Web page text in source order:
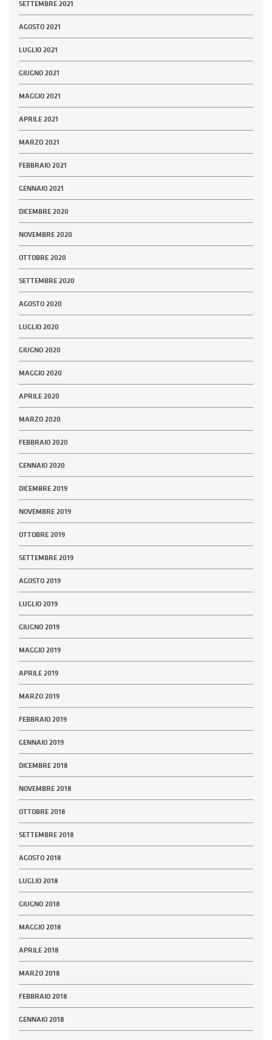
SETTEMBRE 2021
AGOSTO 2021
LUGLIO 2021
GIUGNO 2021
MAGGIO 2021
APRILE 2021
MARZO 2021
FEBBRAIO 2021
GENNAIO 2021
DICEMBRE 2020
NOVEMBRE 2020
OTTOBRE 2020
SETTEMBRE 2020
AGOSTO 2020
LUGLIO 2020
GIUGNO 2020
MAGGIO 2020
APRILE 2020
MARZO 2020
FEBBRAIO 2020
GENNAIO 2020
DICEMBRE 2019
NOVEMBRE 2019
OTTOBRE 2019
SETTEMBRE 2019
AGOSTO 2019
LUGLIO 2019
GIUGNO 2019
MAGGIO 2019
APRILE 2019
MARZO 2019
FEBBRAIO 2019
GENNAIO 2019
DICEMBRE 2018
NOVEMBRE 2018
OTTOBRE 2018
SETTEMBRE 2018
AGOSTO 2018
LUGLIO 2018
GIUGNO 2018
MAGGIO 2018
APRILE 2018
MARZO 2018
FEBBRAIO 2018
GENNAIO 2018